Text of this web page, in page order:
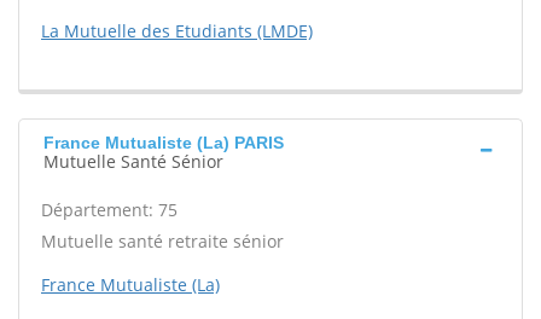
La Mutuelle des Etudiants (LMDE)
France Mutualiste (La) PARIS
Mutuelle Santé Sénior
Département: 75
Mutuelle santé retraite sénior
France Mutualiste (La)